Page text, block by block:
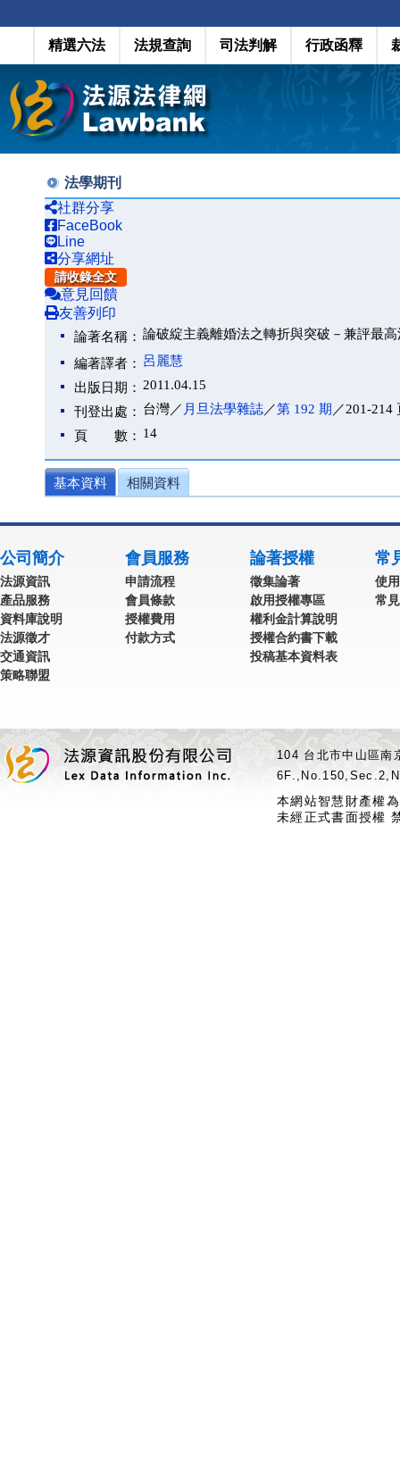
精選六法 法規查詢 司法判解 行政函釋
法學期刊
社群分享
FaceBook
Line
分享網址
請收錄全文
意見回饋
友善列印
論著名稱： 論破綻主義離婚法之轉折與突破－兼評最
編著譯者： 呂麗慧
出版日期： 2011.04.15
刊登出處： 台灣／ 月旦法學雜誌／第 192 期 ／201-214
頁 數： 14
基本資料 相關資料
公司簡介
法源資訊
產品服務
資料庫說明
法源徵才
交通資訊
策略聯盟
會員服務
申請流程
會員條款
授權費用
付款方式
論著授權
徵集論著
啟用授權專區
權利金計算說明
授權合約書下載
投稿基本資料表
常
使
常
104 台北市中山區
本網站智慧財產權
未經正式書面授權